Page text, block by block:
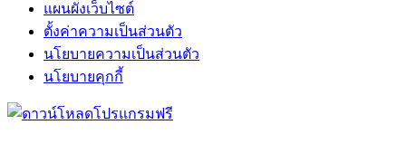
แผนผังเว็บไซต์
ตั้งค่าความเป็นส่วนตัว
นโยบายความเป็นส่วนตัว
นโยบายคุกกี้